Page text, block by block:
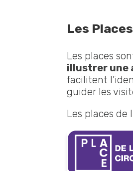
Les Places
Les places
illustrer une
facilitent
guider les
Les places de